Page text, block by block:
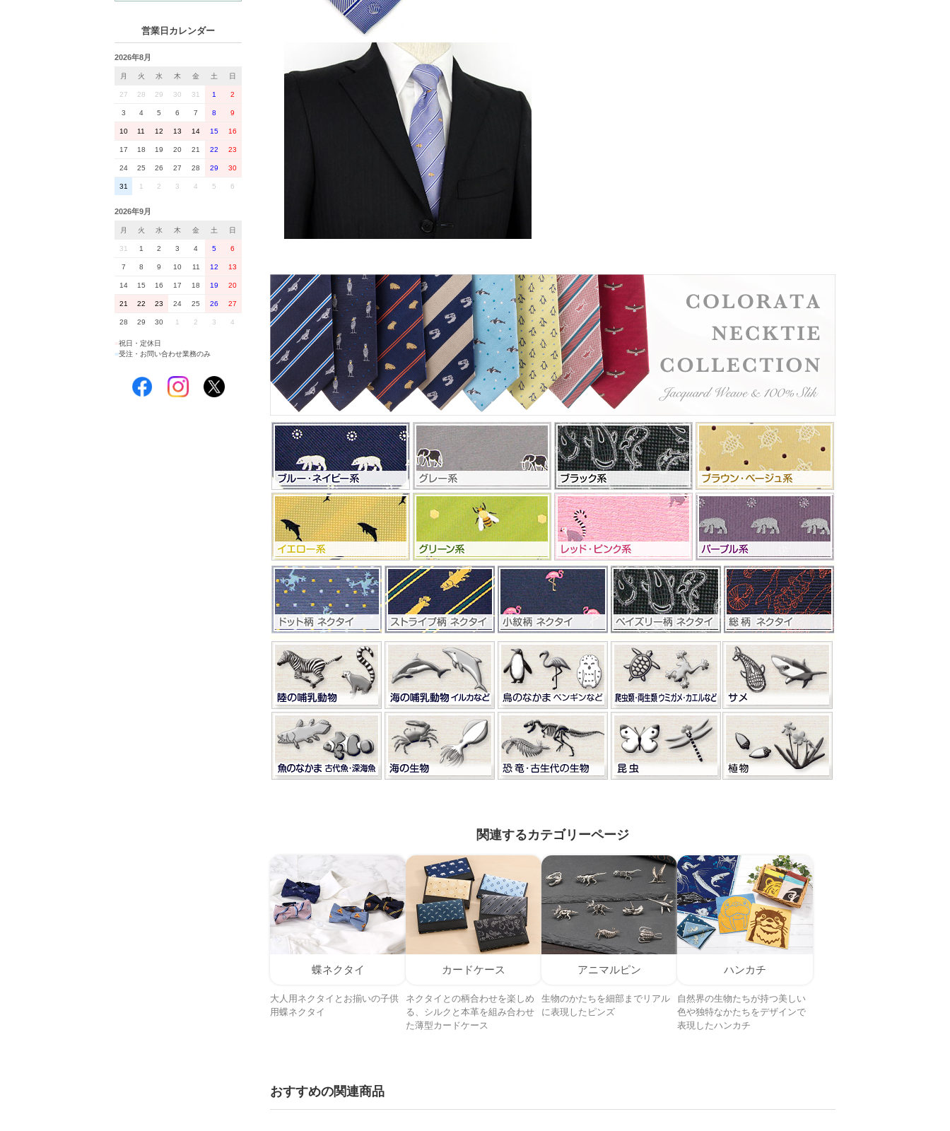
営業日カレンダー
2026年8月
月 火 水 木 金 土 日
27 28 29 30 31 1 2
3 4 5 6 7 8 9
10 11 12 13 14 15 16
17 18 19 20 21 22 23
24 25 26 27 28 29 30
31 1 2 3 4 5 6
2026年9月
月 火 水 木 金 土 日
31 1 2 3 4 5 6
7 8 9 10 11 12 13
14 15 16 17 18 19 20
21 22 23 24 25 26 27
28 29 30 1 2 3 4
祝日・定休日
■受注・お問い合わせ業務のみ
関連するカテゴリーページ
蝶ネクタイ
大人用ネクタイとお揃いの子供
用蝶ネクタイ
カードケース
ネクタイとの柄合わせを楽しめ
る、シルクと本革を組み合わせ
た薄型カードケース
アニマルピン
生物のかたちを細部までリアル
に表現したピンズ
ハンカチ
自然界の生物たちが持つ美しい
色や独特なかたちをデザインで
表現したハンカチ
おすすめの関連商品